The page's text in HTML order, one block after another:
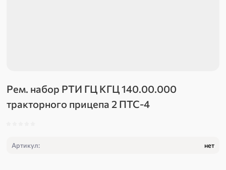
Рем. набор РТИ ГЦ КГЦ 140.00.000
тракторного прицепа 2 ПТС-4
Артикул: нет